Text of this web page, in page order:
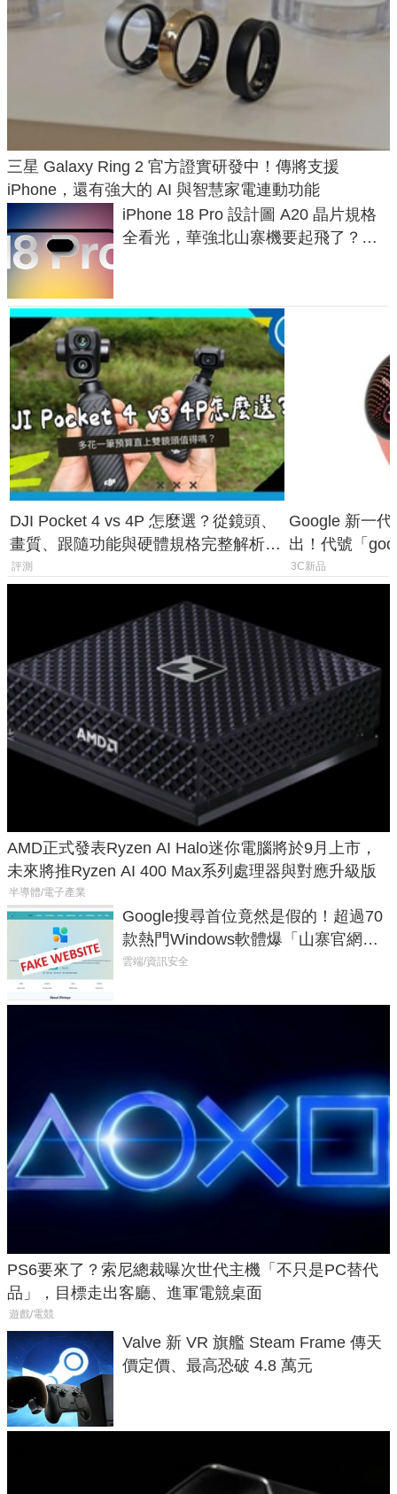
三星 Galaxy Ring 2 官方證實研發中！傳將支援
iPhone，還有強大的 AI 與智慧家電連動功能
iPhone 18 Pro 設計圖 A20 晶片規格
全看光，華強北山寨機要起飛了？專
DJI Pocket 4 vs 4P 怎麼選？從鏡頭、
畫質、跟隨功能與硬體規格完整解析，
一次看懂兩台差異
評測
Google 新一
出！代號「
鎖定 AI 應用
3C新品
AMD正式發表Ryzen AI Halo迷你電腦將於9月上市，
未來將推Ryzen AI 400 Max系列處理器與對應升級版
半導體/電子產業
Google搜尋首位竟然是假的！超過70
款熱門Windows軟體爆「山寨官網」
危機
雲端/資訊安全
PS6要來了？索尼總裁曝次世代主機「不只是PC替代
品」，目標走出客廳、進軍電競桌面
遊戲/電競
Valve 新 VR 旗艦 Steam Frame 傳天
價定價、最高恐破 4.8 萬元